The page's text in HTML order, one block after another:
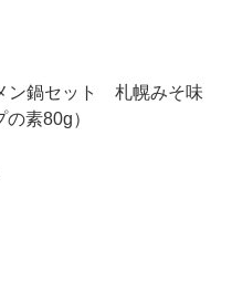
ン鍋セット 札幌みそ味
素80g）